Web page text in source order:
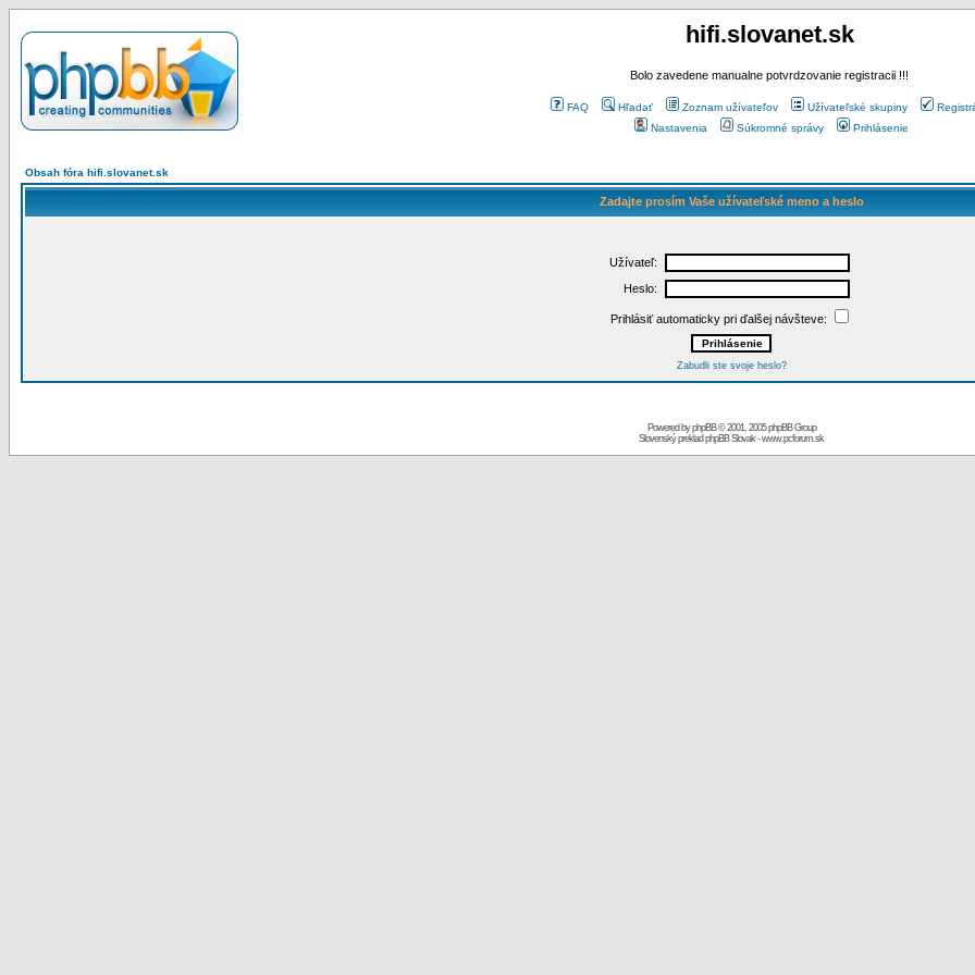
hifi.slovanet.sk
Bolo zavedene manualne potvrdzovanie registracii !!!
FAQ Hľadať Zoznam užívateľov Užívateľské skupiny
Nastavenia
Súkromné správy Prihlásenie
Obsah fóra hifi.slovanet.sk
Zadajte prosím Vaše užívateľské meno a heslo
Užívateľ:
Heslo:
Prihlásiť automaticky pri ďalšej návšteve:
Zabudli ste svoje heslo?
Powered byphpBB© 2001, 2005 phpBB Group
Slovenský preklad phpBB Slovak-www.pcforum.sk